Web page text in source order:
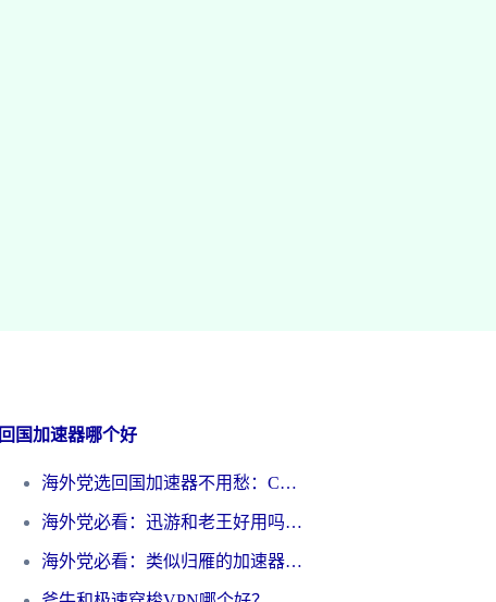
回国加速器哪个好
海外党选回国加速器不用愁：ChickCN和洞见哪个好？一篇搞定所有疑问
海外党必看：迅游和老王好用吗？3分钟选对加速国内网络的加速器
海外党必看：类似归雁的加速器怎么选？一篇搞定无缝访问国内资源